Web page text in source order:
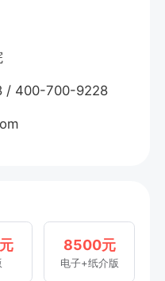
/ 400-700-9228
8500元
电子+纸介版